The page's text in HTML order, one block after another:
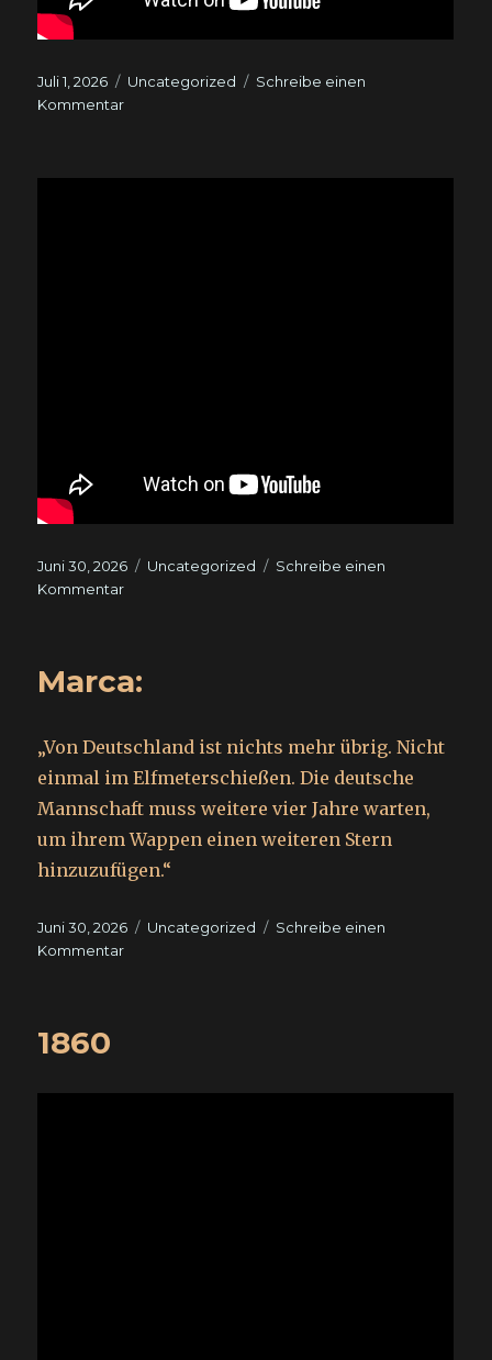
Veröffentlicht
am
Juli 1, 2026 Kategorien
Uncategorized
Schreibe einen
Kommentarzu
Veröffentlicht
am
Juni 30, 2026 Kategorien
Uncategorized
Schreibe einen
Kommentarzu
Marca:
„Von Deutschland ist nichts mehr übrig. Nicht
einmal im Elfmeterschießen. Die deutsche
Mannschaft muss weitere vier Jahre warten,
um ihrem Wappen einen weiteren Stern
hinzuzufügen.“
Veröffentlicht
am
Juni 30, 2026 Kategorien
Uncategorized
Schreibe einen
Kommentarzu
1860